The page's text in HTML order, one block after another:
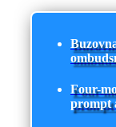
Four-
prompt